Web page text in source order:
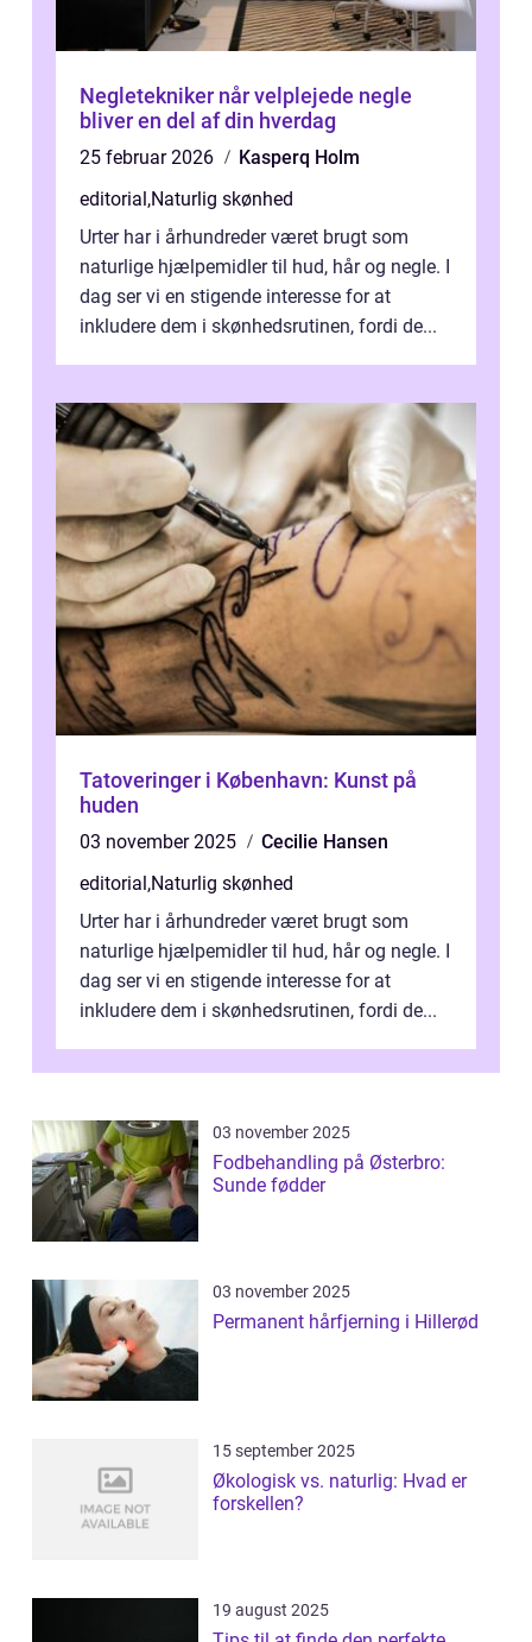
Negletekniker når velplejede negle
bliver en del af din hverdag
25 februar 2026
Kasperq Holm
editorial,Naturlig skønhed
Urter har i århundreder været brugt som
naturlige hjælpemidler til hud, hår og negle. I
dag ser vi en stigende interesse for at
inkludere dem i skønhedsrutinen, fordi de...
Tatoveringer i København: Kunst på
huden
03 november 2025
Cecilie Hansen
editorial,Naturlig skønhed
Urter har i århundreder været brugt som
naturlige hjælpemidler til hud, hår og negle. I
dag ser vi en stigende interesse for at
inkludere dem i skønhedsrutinen, fordi de...
03 november 2025
Fodbehandling på Østerbro:
Sunde fødder
03 november 2025
Permanent hårfjerning i Hillerød
15 september 2025
Økologisk vs. naturlig: Hvad er
forskellen?
19 august 2025